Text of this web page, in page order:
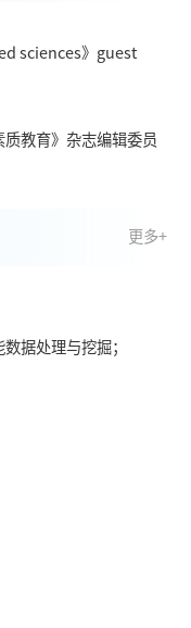
sciences》guest
质教育》杂志编辑委员
更多+
据处理与挖掘；